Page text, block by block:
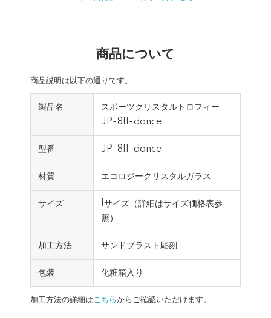
商品について
商品説明は以下の通りです。
製品名
スポーツクリスタルトロフィー
JP-811-dance
型番 JP-811-dance
材質 エコロジークリスタルガラス
サイズ
1サイズ（詳細はサイズ価格表参
照）
加工方法 サンドブラスト彫刻
包装 化粧箱入り
加工方法の詳細はこちらからご確認いただけます。